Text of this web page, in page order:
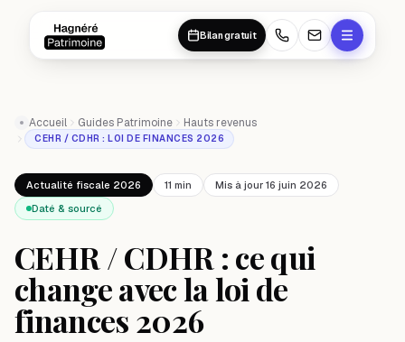
Bilan gratuit
Accueil Guides Patrimoine Hauts revenus
CEHR / CDHR : LOI DE FINANCES 2026
Actualité fiscale 2026 11 min
Mis à jour 16 juin 2026
Daté & sourcé
CEHR / CDHR : ce qui
change avec la loi de
finances 2026